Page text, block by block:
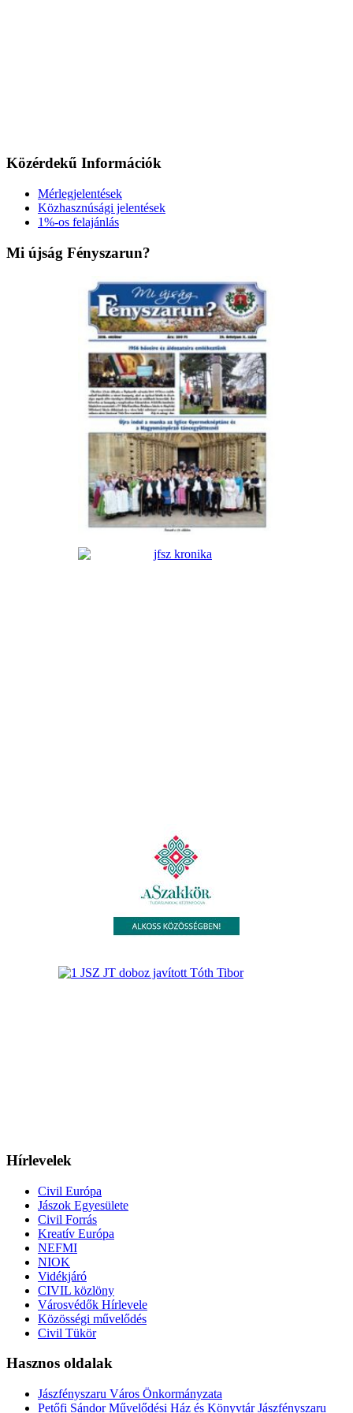
Közérdekű Információk
Mérlegjelentések
Közhasznúsági jelentések
1%-os felajánlás
Mi újság Fényszarun?
Hírlevelek
Civil Európa
Jászok Egyesülete
Civil Forrás
Kreatív Európa
NEFMI
NIOK
Vidékjáró
CIVIL közlöny
Városvédők Hírlevele
Közösségi művelődés
Civil Tükör
Hasznos oldalak
Jászfényszaru Város Önkormányzata
Petőfi Sándor Művelődési Ház és Könyvtár Jászfényszaru